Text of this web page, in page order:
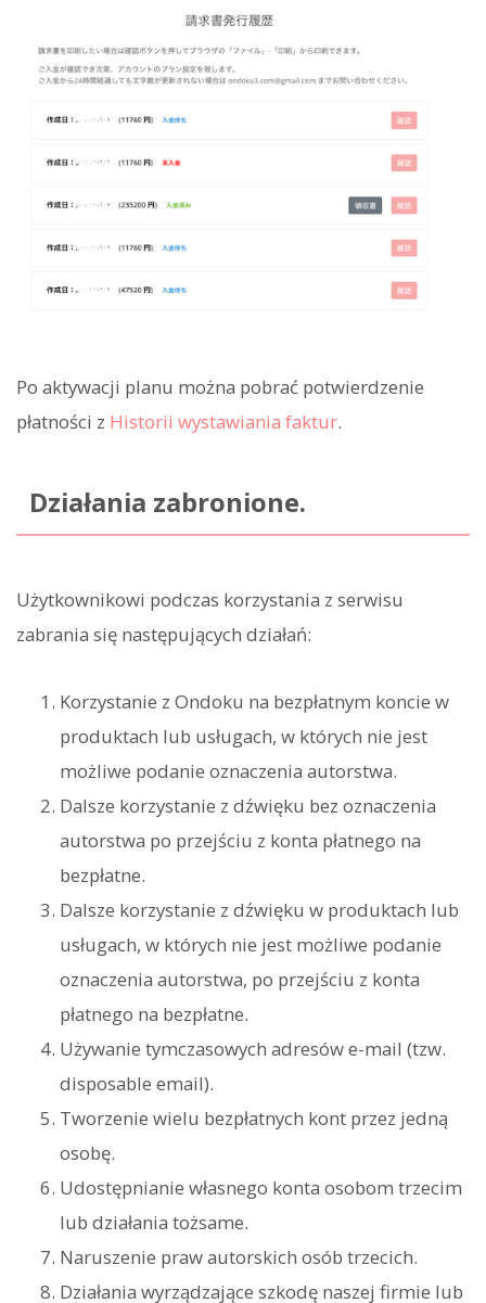
Po aktywacji planu można pobrać potwierdzenie
płatności z Historii wystawiania faktur.
Działania zabronione.
Użytkownikowi podczas korzystania z serwisu
zabrania się następujących działań:
Korzystanie z Ondoku na bezpłatnym koncie w
produktach lub usługach, w których nie jest
możliwe podanie oznaczenia autorstwa.
Dalsze korzystanie z dźwięku bez oznaczenia
autorstwa po przejściu z konta płatnego na
bezpłatne.
Dalsze korzystanie z dźwięku w produktach lub
usługach, w których nie jest możliwe podanie
oznaczenia autorstwa, po przejściu z konta
płatnego na bezpłatne.
Używanie tymczasowych adresów e-mail (tzw.
disposable email).
Tworzenie wielu bezpłatnych kont przez jedną
osobę.
Udostępnianie własnego konta osobom trzecim
lub działania tożsame.
Naruszenie praw autorskich osób trzecich.
Działania wyrządzające szkodę naszej firmie lub